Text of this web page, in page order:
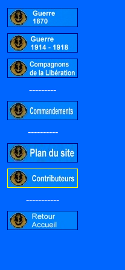
---------
----------
-----------